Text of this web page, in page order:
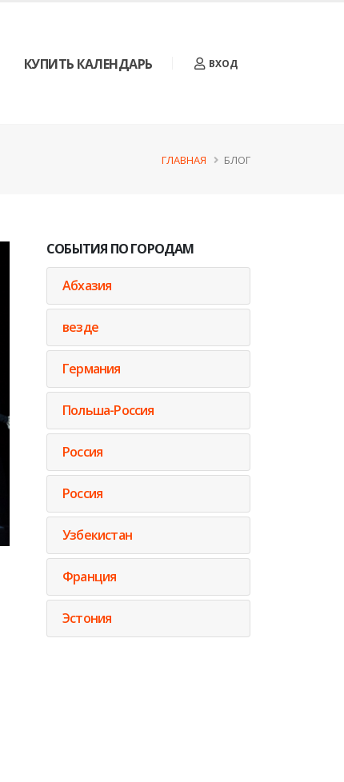
КУПИТЬ КАЛЕНДАРЬ ВХОД
ГЛАВНАЯ БЛОГ
СОБЫТИЯ ПО ГОРОДАМ
Абхазия
везде
Германия
Польша-Россия
Россия
Россия
Узбекистан
Франция
Эстония